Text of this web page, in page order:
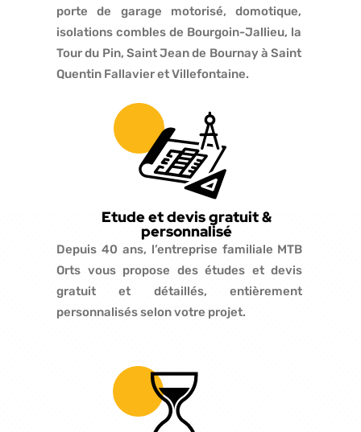
porte de garage motorisé, domotique,
isolations combles de Bourgoin-Jallieu, la
Tour du Pin, Saint Jean de Bournay à Saint
Quentin Fallavier et Villefontaine.
Etude et devis gratuit &
personnalisé
Depuis 40 ans, l’entreprise familiale MTB
Orts vous propose des études et devis
gratuit et détaillés, entièrement
personnalisés selon votre projet.